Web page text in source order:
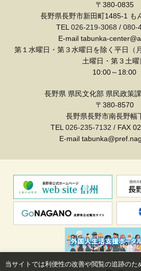
〒380-0835
長野県長野市新田町1485-1 も
TEL026-219-3068 / 080-
E-mail tabunka-
第１水曜日・第３水曜日を除く平日（
土曜日・第３土曜
10:00～18:00
長野県 県民文化部 県民政策
〒380-8570
長野県長野市南長野幅
TEL026-235-7132 / FAX
E-mail
当サイトでは利便性の改善や閲覧の追跡のた